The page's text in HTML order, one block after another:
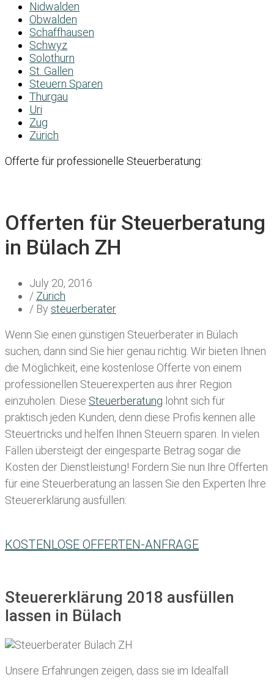
Nidwalden
Obwalden
Schaffhausen
Schwyz
Solothurn
St. Gallen
Steuern Sparen
Thurgau
Uri
Zug
Zürich
Offerte für professionelle Steuerberatung:
Offerten für Steuerberatung
in Bülach ZH
July 20, 2016
/ Zürich
/ By steuerberater
Wenn Sie einen günstigen Steuerberater in Bülach
suchen, dann sind Sie hier genau richtig. Wir bieten Ihnen
die Möglichkeit, eine kostenlose Offerte von einem
professionellen Steuerexperten aus ihrer Region
einzuholen. Diese Steuerberatung lohnt sich für
praktisch jeden Kunden, denn diese Profis kennen alle
Steuertricks und helfen Ihnen Steuern sparen. In vielen
Fällen übersteigt der eingesparte Betrag sogar die
Kosten der Dienstleistung! Fordern Sie nun Ihre Offerten
für eine Steuerberatung an lassen Sie den Experten Ihre
Steuererklärung ausfüllen:
KOSTENLOSE OFFERTEN-ANFRAGE
Steuererklärung 2018 ausfüllen
lassen in Bülach
Unsere Erfahrungen zeigen, dass sie im Idealfall